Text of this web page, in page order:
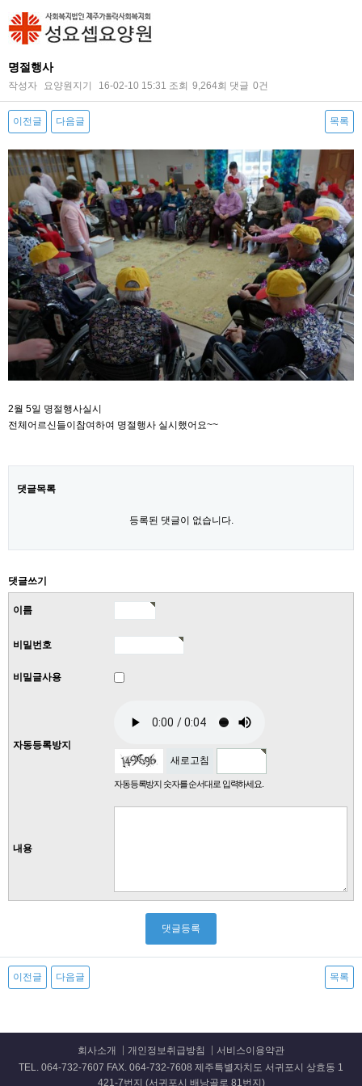
명절행사
작성자 요양원지기 16-02-10 15:31 조회 9,264회 댓글 0건
이전글 다음글 목록
본문
2월 5일 명절행사실시
전체어르신들이참여하여 명절행사 실시했어요~~
댓글목록
등록된 댓글이 없습니다.
댓글쓰기
이름
비밀번호
비밀글사용
자동등록방지
새로고침
자동등록방지 숫자를 순서대로 입력하세요.
내용
이전글 다음글 목록
회사소개 개인정보취급방침
서비스이용약관
TEL. 064-732-7607 FAX. 064-732-7608 제주특별자치도 서귀포시 상효동 1
421-7번지 (서귀포시 배낭골로 81번지)